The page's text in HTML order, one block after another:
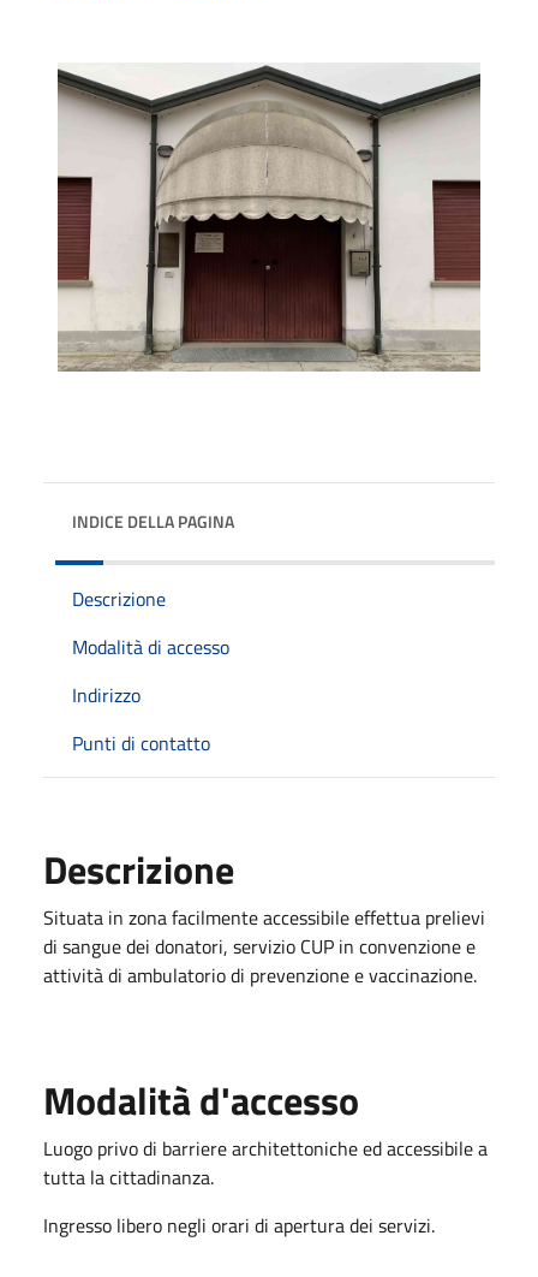
INDICE DELLA PAGINA
Descrizione
Modalità di accesso
Indirizzo
Punti di contatto
Descrizione
Situata in zona facilmente accessibile effettua prelievi
di sangue dei donatori, servizio CUP in convenzione e
attività di ambulatorio di prevenzione e vaccinazione.
Modalità d'accesso
Luogo privo di barriere architettoniche ed accessibile a
tutta la cittadinanza.
Ingresso libero negli orari di apertura dei servizi.